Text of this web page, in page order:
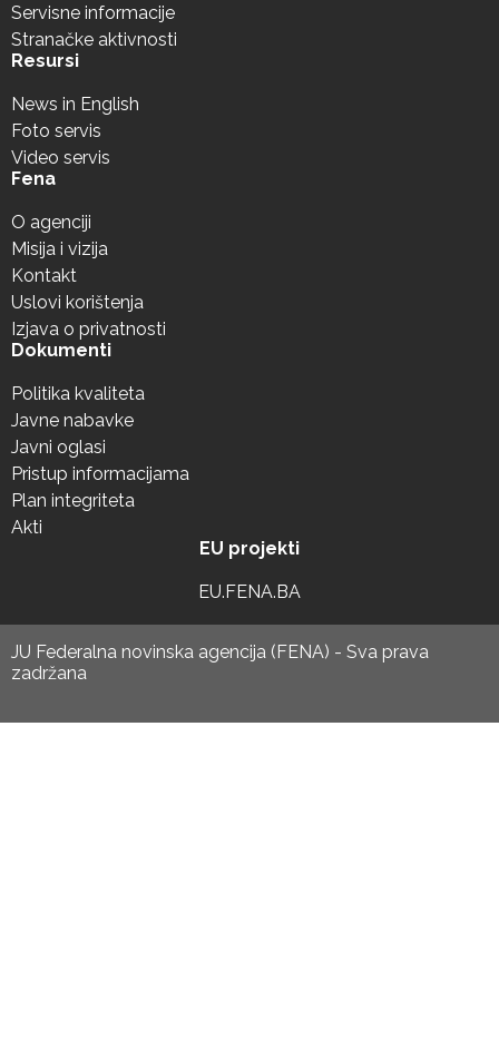
Servisne informacije
Stranačke aktivnosti
Resursi
News in English
Foto servis
Video servis
Fena
O agenciji
Misija i vizija
Kontakt
Uslovi korištenja
Izjava o privatnosti
Dokumenti
Politika kvaliteta
Javne nabavke
Javni oglasi
Pristup informacijama
Plan integriteta
Akti
EU projekti
EU.FENA.BA
JU Federalna novinska agencija (FENA) - Sva prava
zadržana